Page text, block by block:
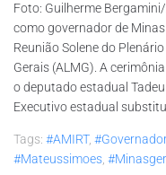
Foto: Guilherme
como governador de
Reunião Solene do
Gerais (ALMG). A
o deputado estadual
Executivo estadual
Tags: #AMIRT,
#mateussimoes